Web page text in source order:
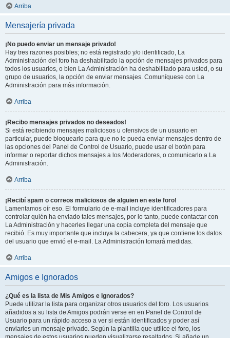
Arriba
Mensajería privada
¡No puedo enviar un mensaje privado!
Hay tres razones posibles; no está registrado y/o identificado, La
Administración del foro ha deshabilitado la opción de mensajes privados para
todos los usuarios, o bien La Administración ha deshabilitado para usted, o su
grupo de usuarios, la opción de enviar mensajes. Comuníquese con La
Administración para más información.
Arriba
¡Recibo mensajes privados no deseados!
Si está recibiendo mensajes maliciosos u ofensivos de un usuario en
particular, puede bloquearlo para que no le pueda enviar mensajes dentro de
las opciones del Panel de Control de Usuario, puede usar el botón para
informar o reportar dichos mensajes a los Moderadores, o comunicarlo a La
Administración.
Arriba
¡Recibí spam o correos maliciosos de alguien en este foro!
Lamentamos oír eso. El formulario de e-mail incluye identificadores para
controlar quién ha enviado tales mensajes, por lo tanto, puede contactar con
La Administración y hacerles llegar una copia completa del mensaje que
recibió. Es muy importante que incluya la cabecera, ya que contiene los datos
del usuario que envió el e-mail. La Administración tomará medidas.
Arriba
Amigos e Ignorados
¿Qué es la lista de Mis Amigos e Ignorados?
Puede utilizar la lista para organizar otros usuarios del foro. Los usuarios
añadidos a su lista de Amigos podrán verse en en Panel de Control de
Usuario para un rápido acceso a ver si están identificados y poder así
enviarles un mensaje privado. Según la plantilla que utilice el foro, los